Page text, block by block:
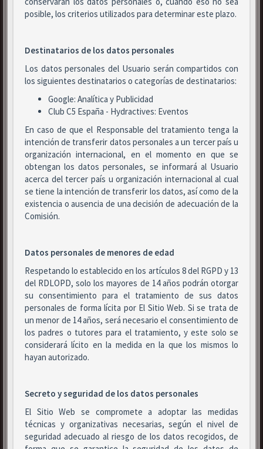
posible, los criterios utilizados para determinar este plazo.
Destinatarios de los datos personales
Los datos personales del Usuario serán compartidos con
los siguientes destinatarios o categorías de destinatarios:
Google: Analítica y Publicidad
Club C5 España - Hydractives: Eventos
En caso de que el Responsable del tratamiento tenga la
intención de transferir datos personales a un tercer país u
organización internacional, en el momento en que se
obtengan los datos personales, se informará al Usuario
acerca del tercer país u organización internacional al cual
se tiene la intención de transferir los datos, así como de la
existencia o ausencia de una decisión de adecuación de la
Comisión.
Datos personales de menores de edad
Respetando lo establecido en los artículos 8 del RGPD y 13
del RDLOPD, solo los mayores de 14 años podrán otorgar
su consentimiento para el tratamiento de sus datos
personales de forma lícita por El Sitio Web. Si se trata de
un menor de 14 años, será necesario el consentimiento de
los padres o tutores para el tratamiento, y este solo se
considerará lícito en la medida en la que los mismos lo
hayan autorizado.
Secreto y seguridad de los datos personales
El Sitio Web se compromete a adoptar las medidas
técnicas y organizativas necesarias, según el nivel de
seguridad adecuado al riesgo de los datos recogidos, de